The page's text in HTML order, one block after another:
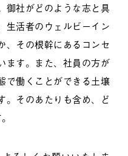
御社がどのような志と具
生活者のウェルビーイン
、その根幹にあるコンセ
ます。また、社員の方が
で働くことができる土壌
。そのあたりも含め、ど